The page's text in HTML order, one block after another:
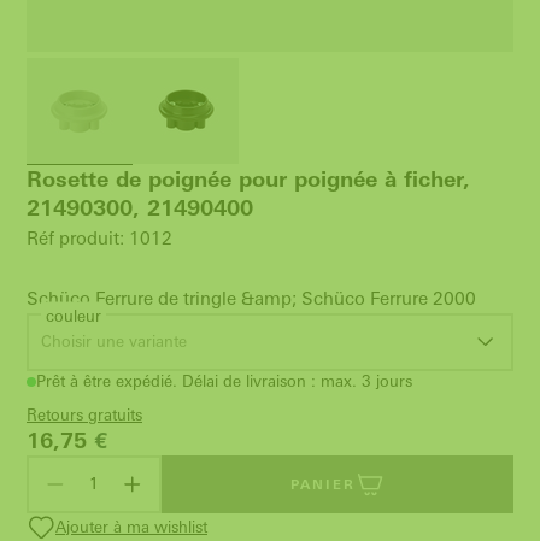
Rosette de poignée pour poignée à ficher,
21490300, 21490400
Réf produit: 1012
Schüco Ferrure de tringle &amp; Schüco Ferrure 2000
couleur
Choisir une variante
Prêt à être expédié. Délai de livraison : max. 3 jours
Retours gratuits
16,75 €
PANIER
Ajouter à ma wishlist